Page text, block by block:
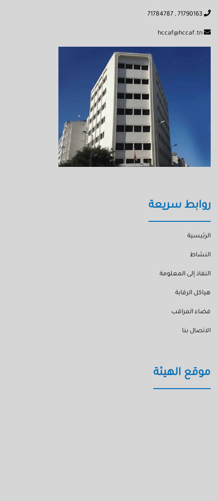
روابط سريعة
الرئيسية
النشاط
النفاذ إلى المعلومة
هياكل الرقابة
فضاء المراقب
الاتصال بنا
موقع الهيئة